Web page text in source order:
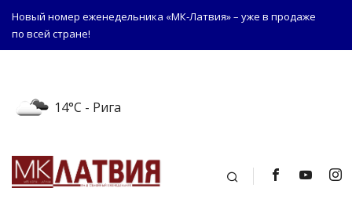
Новый номер еженедельника «МК-Латвия» – уже в продаже
по всей стране!
14°C - Рига
Поиск